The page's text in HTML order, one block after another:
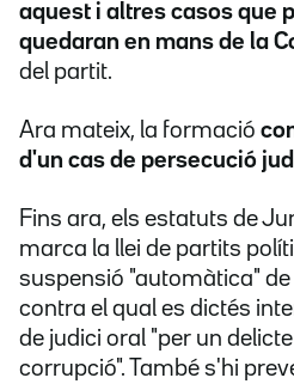
aquest i altres casos que
quedaran en mans de la
del partit.
Ara mateix, la formació
d'un cas de persecució
Fins ara, els estatuts de
marca la llei de partits
suspensió "automàtica"
contra el qual es dictés
de judici oral "per un
corrupció". També s'hi